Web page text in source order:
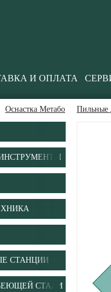
И ОПЛАТА
Оснастка Метабо Пильные
СТАНЦИИ
СТАЛИ